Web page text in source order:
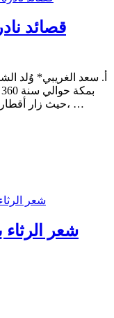
أ. سعد الغريبي* وُلد
حيث زار أقطارا إسلامية كثيرة يتكسب بمديح الأمراء، …
شعر الرثاء